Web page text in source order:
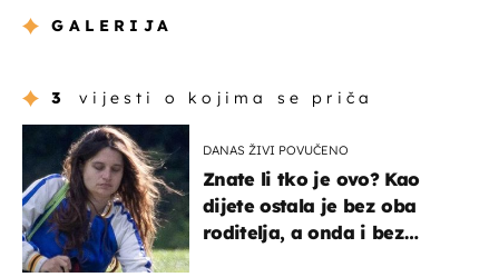
GALERIJA
3 vijesti o kojima se priča
DANAS ŽIVI POVUČENO
Znate li tko je ovo? Kao
dijete ostala je bez oba
roditelja, a onda i bez